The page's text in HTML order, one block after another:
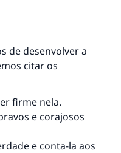
de desenvolver a
citar os
firme nela.
e corajosos
e conta-la aos